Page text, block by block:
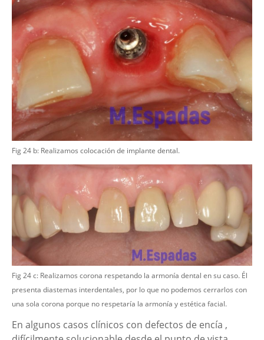
Fig 24 b: Realizamos colocación de implante dental.
Fig 24 c: Realizamos corona respetando la armonía dental en su caso. Él
presenta diastemas interdentales, por lo que no podemos cerrarlos con
una sola corona porque no respetaría la armonía y estética facial.
En algunos casos clínicos con defectos de encía ,